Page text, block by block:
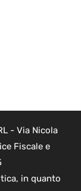
- Via Nicola
Fiscale e
in quanto